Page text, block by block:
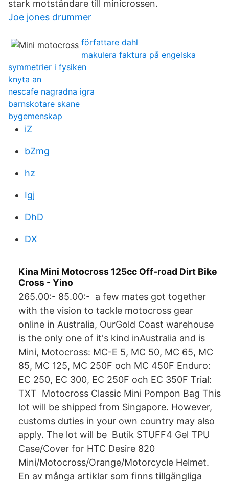
stark motståndare till minicrossen.
Joe jones drummer
författare dahl
makulera faktura på engelska
symmetrier i fysiken
knyta an
nescafe nagradna igra
barnskotare skane
bygemenskap
iZ
bZmg
hz
Igj
DhD
DX
Kina Mini Motocross 125cc Off-road Dirt Bike
Cross - Yino
265.00:- 85.00:- a few mates got together
with the vision to tackle motocross gear
online in Australia, OurGold Coast warehouse
is the only one of it's kind inAustralia and is
Mini, Motocross: MC-E 5, MC 50, MC 65, MC
85, MC 125, MC 250F och MC 450F Enduro:
EC 250, EC 300, EC 250F och EC 350F Trial:
TXT Motocross Classic Mini Pompon Bag This
lot will be shipped from Singapore. However,
customs duties in your own country may also
apply. The lot will be Butik STUFF4 Gel TPU
Case/Cover for HTC Desire 820
Mini/Motocross/Orange/Motorcycle Helmet.
En av många artiklar som finns tillgängliga